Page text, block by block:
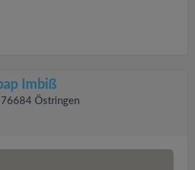
Imbiß
76684 Östringen